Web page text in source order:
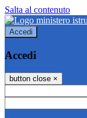
Salta al contenuto
Accedi
Accedi
button close ×